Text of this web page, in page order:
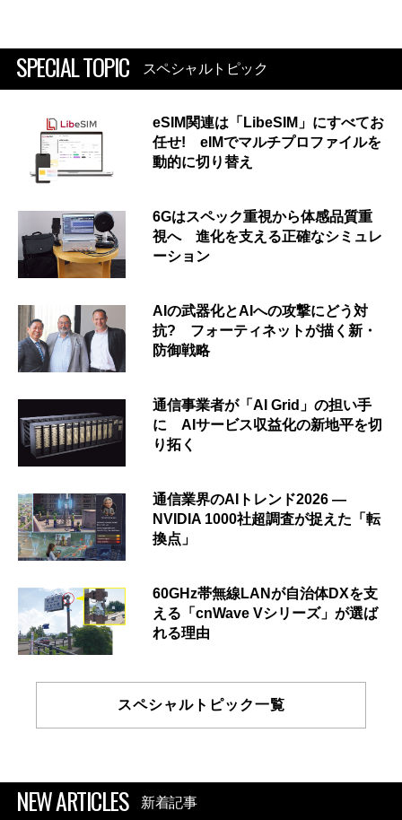
SPECIAL TOPIC スペシャルトピック
eSIM関連は「LibeSIM」にすべてお
任せ! eIMでマルチプロファイルを
動的に切り替え
6Gはスペック重視から体感品質重
視へ 進化を支える正確なシミュレ
ーション
AIの武器化とAIへの攻撃にどう対
抗? フォーティネットが描く新・
防御戦略
通信事業者が「AI Grid」の担い手
に AIサービス収益化の新地平を切
り拓く
通信業界のAIトレンド2026 ―
NVIDIA 1000社超調査が捉えた「転
換点」
60GHz帯無線LANが自治体DXを支
える「cnWave Vシリーズ」が選ば
れる理由
スペシャルトピック一覧
NEW ARTICLES 新着記事